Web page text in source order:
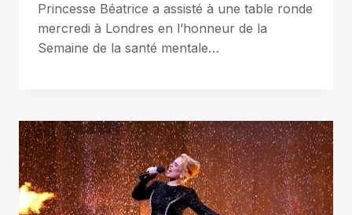
Princesse Béatrice a assisté à une table ronde
mercredi à Londres en l’honneur de la
Semaine de la santé mentale…